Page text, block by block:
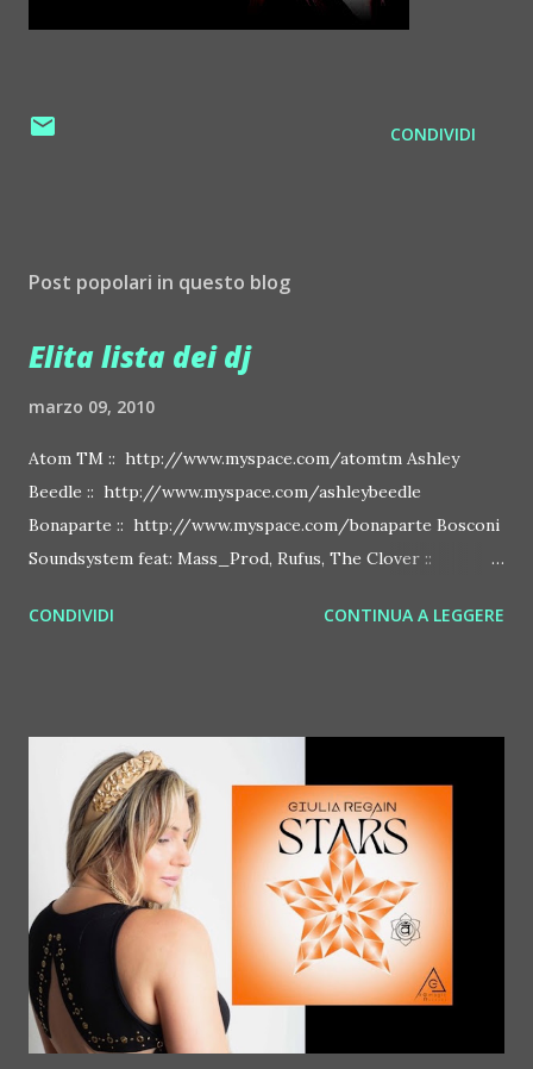
CONDIVIDI
Post popolari in questo blog
Elita lista dei dj
marzo 09, 2010
Atom TM :: http://www.myspace.com/atomtm Ashley
Beedle :: http://www.myspace.com/ashleybeedle
Bonaparte :: http://www.myspace.com/bonaparte Bosconi
Soundsystem feat: Mass_Prod, Rufus, The Clover ::
http://www.myspace.com/benderbyetone Chapelier Fou ::
Deian :: http://www.myspace.com/deiansong Dixon ::
http://www.myspace.com/justdixon Frivolous ::
http://www.myspace.com/frivolouslive Frost ::
http://www.myspace.com/frostnorway Gonzales ::
http://www.myspace.com/gonzpiration Italian Laptop
Orchestra feat. Alessio Bertallot Jimmy Edgar ::
http://www.myspace.com/colorstrip Jon Hopkins ::
http://www.myspace.com/jonhopkins Le Luci della
Centrale Elettrica Loco Dice ::
http://www.myspace.com/locod...
CONDIVIDI CONTINUA A LEGGERE